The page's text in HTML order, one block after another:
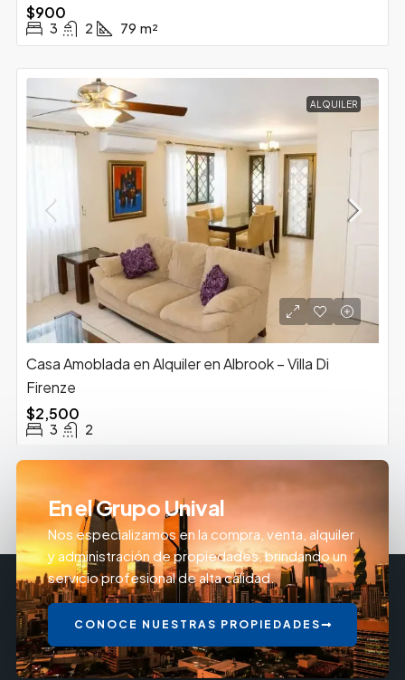
$900
3 2 79 m²
ALQUILER
Casa Amoblada en Alquiler en Albrook – Villa Di
Firenze
$2,500
3 2
En el Grupo Unival
Nos especializamos en la compra, venta, alquiler
y administración de propiedades, brindando un
servicio profesional de alta calidad.
CONOCE NUESTRAS PROPIEDADES